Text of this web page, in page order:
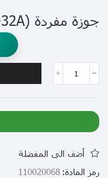
جوزة مفردة (NXB-32A) CHINT
أضف الى المفضلة
رمز المادة: 110020068